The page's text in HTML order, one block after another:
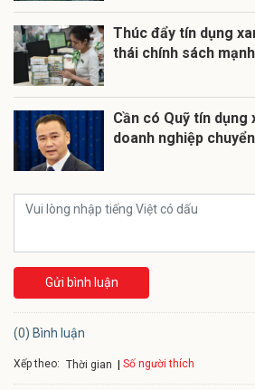
Thúc đẩy tín dụng
thái chính sách
Cần có Quỹ tín dụng
doanh nghiệp
Gửi bình luận
(0) Bình luận
Xếp theo: Thời gian Số người thích